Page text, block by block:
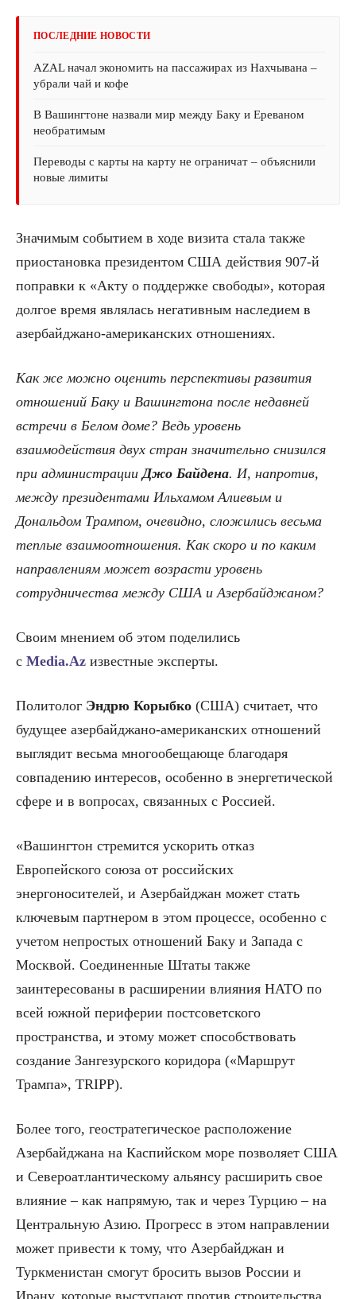
ПОСЛЕДНИЕ НОВОСТИ
AZAL начал экономить на пассажирах из Нахчывана –
убрали чай и кофе
В Вашингтоне назвали мир между Баку и Ереваном
необратимым
Переводы с карты на карту не ограничат – объяснили
новые лимиты
Значимым событием в ходе визита стала также
приостановка президентом США действия 907-й
поправки к «Акту о поддержке свободы», которая
долгое время являлась негативным наследием в
азербайджано-американских отношениях.
Как же можно оценить перспективы развития
отношений Баку и Вашингтона после недавней
встречи в Белом доме? Ведь уровень
взаимодействия двух стран значительно снизился
при администрации Джо Байдена. И, напротив,
между президентами Ильхамом Алиевым и
Дональдом Трампом, очевидно, сложились весьма
теплые взаимоотношения. Как скоро и по каким
направлениям может возрасти уровень
сотрудничества между США и Азербайджаном?
Своим мнением об этом поделились
с Media.Az известные эксперты.
Политолог Эндрю Корыбко (США) считает, что
будущее азербайджано-американских отношений
выглядит весьма многообещающе благодаря
совпадению интересов, особенно в энергетической
сфере и в вопросах, связанных с Россией.
«Вашингтон стремится ускорить отказ
Европейского союза от российских
энергоносителей, и Азербайджан может стать
ключевым партнером в этом процессе, особенно с
учетом непростых отношений Баку и Запада с
Москвой. Соединенные Штаты также
заинтересованы в расширении влияния НАТО по
всей южной периферии постсоветского
пространства, и этому может способствовать
создание Зангезурского коридора («Маршрут
Трампа», TRIPP).
Более того, геостратегическое расположение
Азербайджана на Каспийском море позволяет США
и Североатлантическому альянсу расширить свое
влияние – как напрямую, так и через Турцию – на
Центральную Азию. Прогресс в этом направлении
может привести к тому, что Азербайджан и
Туркменистан смогут бросить вызов России и
Ирану, которые выступают против строительства